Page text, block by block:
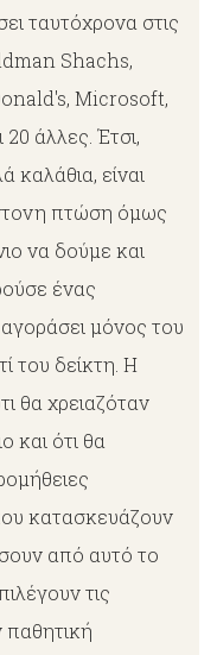
ταυτόχρονα στις
Shachs,
Microsoft,
άλλες. Έτσι,
καλάθια, είναι
πτώση όμως
να δούμε και
ένας
μόνος του
του δείκτη. Η
θα χρειαζόταν
και ότι θα
κατασκευάζουν
από αυτό το
τις
παθητική